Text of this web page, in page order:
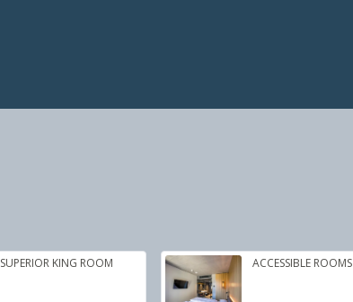
SUPERIOR KING ROOM ACCESSIBLE ROOMS